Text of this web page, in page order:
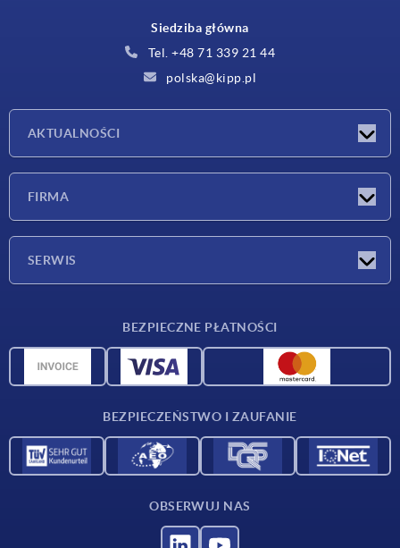
Siedziba główna
Tel. +48 71 339 21 44
polska@kipp.pl
AKTUALNOŚCI
FIRMA
SERWIS
Dane CAD
BEZPIECZNE PŁATNOŚCI
BEZPIECZEŃSTWO I ZAUFANIE
OBSERWUJ NAS